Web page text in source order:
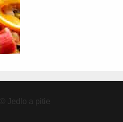
© Jedlo a pitie